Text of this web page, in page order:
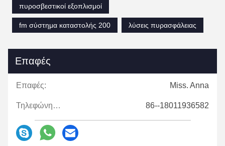
πυροσβεστικοί εξοπλισμοί
fm σύστημα καταστολής 200 λύσεις πυρασφάλειας
Επαφές
Επαφές: Miss. Anna
Τηλεφώνημα: 86--18011936582